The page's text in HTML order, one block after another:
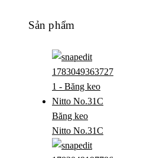
Sản phẩm
Băng keo
Nitto No.31C